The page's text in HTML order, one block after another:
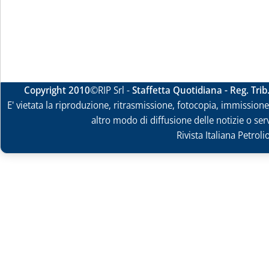
Copyright 2010©RIP Srl -Staffetta Quotidiana - Reg.
E' vietata la riproduzione, ritrasmissione, fotocopia,
altro modo di diffusione delle notizie o
Rivista Italiana